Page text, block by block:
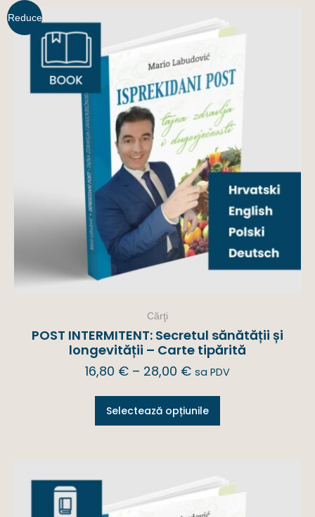
Reduce
Cărţi
POST INTERMITENT: Secretul sănătății și
longevității – Carte tipărită
16,80 € – 28,00 € sa PDV
Selectează opțiunile